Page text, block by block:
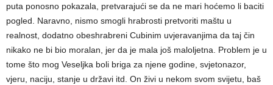
puta ponosno pokazala, pretvarajući se da ne mari hoćemo li baciti
pogled. Naravno, nismo smogli hrabrosti pretvoriti maštu u
realnost, dodatno obeshrabreni Cubinim uvjeravanjima da taj čin
nikako ne bi bio moralan, jer da je mala još maloljetna. Problem je u
tome što mog Veseljka boli briga za njene godine, svjetonazor,
vjeru, naciju, stanje u državi itd. On živi u nekom svom svijetu, baš